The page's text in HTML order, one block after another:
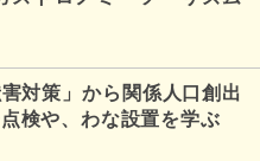
対策」から関係人口創出
検や、わな設置を学ぶ